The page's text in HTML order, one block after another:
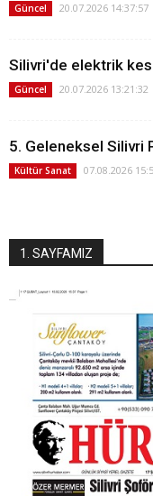
Güncel 20.07.2026 14:37:57
Silivri'de elektrik
Güncel 20.07.2026 13:21:32
5. Geleneksel Silivri
Kültür Sanat 07.08.2026
1. SAYFAMIZ